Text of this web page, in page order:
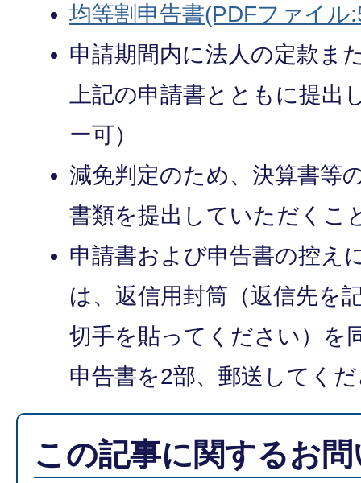
均等割申告書(PDFファイル
申請期間内に法人の定款ま
上記の申請書とともに提出
ー可）
減免判定のため、決算書等
書類を提出していただくこ
申請書および申告書の控え
は、返信用封筒（返信先を
切手を貼ってください）を
申告書を2部、郵送してく
この記事に関するお